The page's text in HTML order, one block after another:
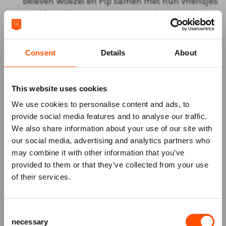
Consent Details About
This website uses cookies
We use cookies to personalise content and ads, to
provide social media features and to analyse our traffic.
We also share information about your use of our site with
our social media, advertising and analytics partners who
may combine it with other information that you’ve
provided to them or that they’ve collected from your use
of their services.
Selection
necessary
een kleurrijk avontuur vol muziek, herkenbare
liedjes en warme vriendschappen. Een heerlijke
eerste theaterervaring voor peuters en kleuters
vanaf 2 jaar.
De bekende rode kater uit de geliefde
prentenboeken komt tot leven in een muzikale
voorstelling voor jonge kinderen. Samen met
Dikkie Dik ontdekken kinderen een wereld vol
fantasie, muziek en verrassingen. Deze
voorstelling van Trapperdetrap en Het
Concertgebouw is speciaal gemaakt voor
kinderen vanaf 2 jaar en sluit perfect aan bij de
Mis niks